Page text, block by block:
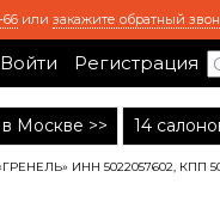
66 или закажите обратный
Войти Регистрация
в Москве >> 14
ИНН 5022057602, КПП